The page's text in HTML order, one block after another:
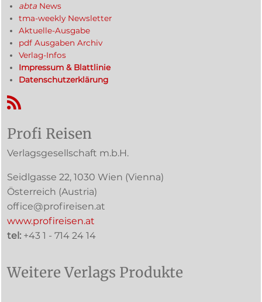
abta News
tma-weekly Newsletter
Aktuelle-Ausgabe
pdf Ausgaben Archiv
Verlag-Infos
Impressum & Blattlinie
Datenschutzerklärung
RSS-Feed
Profi Reisen
Verlagsgesellschaft m.b.H.
Seidlgasse 22, 1030 Wien (Vienna)
Österreich (Austria)
office@profireisen.at
www.profireisen.at
tel: +43 1 - 714 24 14
Weitere Verlags Produkte